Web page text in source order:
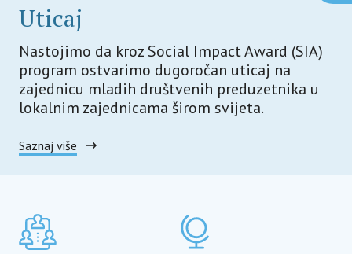
Uticaj
Nastojimo da kroz Social Impact Award (SIA)
program ostvarimo dugoročan uticaj na
zajednicu mladih društvenih preduzetnika u
lokalnim zajednicama širom svijeta.
Saznaj više